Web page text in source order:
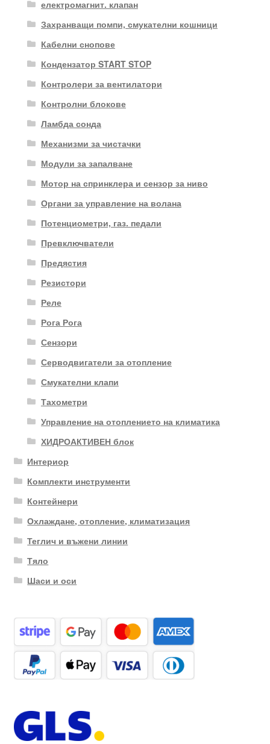
електромагнит. клапан
Захранващи помпи, смукателни кошници
Кабелни снопове
Кондензатор START STOP
Контролери за вентилатори
Контролни блокове
Ламбда сонда
Механизми за чистачки
Модули за запалване
Мотор на спринклера и сензор за ниво
Органи за управление на волана
Потенциометри, газ. педали
Превключватели
Предястия
Резистори
Реле
Рога Рога
Сензори
Серводвигатели за отопление
Смукателни клапи
Тахометри
Управление на отоплението на климатика
ХИДРОАКТИВЕН блок
Интериор
Комплекти инструменти
Контейнери
Охлаждане, отопление, климатизация
Теглич и въжени линии
Тяло
Шаси и оси